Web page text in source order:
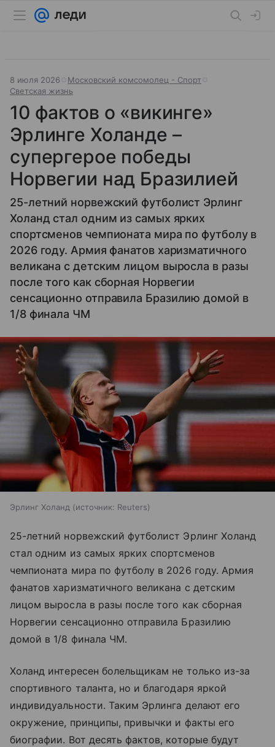
8 июля 2026
Московский комсомолец - Спорт
Светская жизнь
10 фактов о «викинге»
Эрлинге Холанде –
супергерое победы
Норвегии над Бразилией
25-летний норвежский футболист Эрлинг
Холанд стал одним из самых ярких
спортсменов чемпионата мира по футболу в
2026 году. Армия фанатов харизматичного
великана с детским лицом выросла в разы
после того как сборная Норвегии
сенсационно отправила Бразилию домой в
1/8 финала ЧМ
Эрлинг Холанд источник: Reuters
25-летний норвежский футболист Эрлинг Холанд
стал одним из самых ярких спортсменов
чемпионата мира по футболу в 2026 году. Армия
фанатов харизматичного великана с детским
лицом выросла в разы после того как сборная
Норвегии сенсационно отправила Бразилию
домой в 1/8 финала ЧМ.
Холанд интересен болельщикам не только из-за
спортивного таланта, но и благодаря яркой
индивидуальности. Таким Эрлинга делают его
окружение, принципы, привычки и факты его
биографии. Вот десять фактов, которые будут